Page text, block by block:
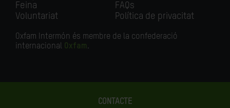
Feina
Voluntariat
FAQs
Política de privacitat
Oxfam Intermón és membre de la confederació
internacional Oxfam.
CONTACTE